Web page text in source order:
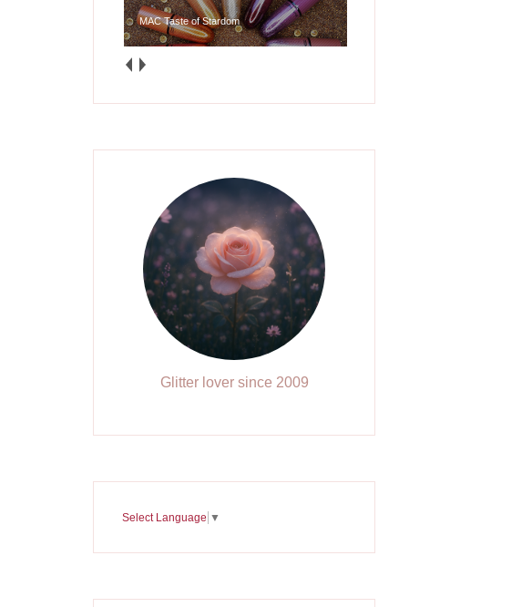
MAC Taste of Stardom
Glitter lover since 2009
Select Language ▼